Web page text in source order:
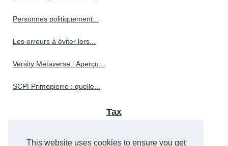
This website uses cookies to ensure you get
Personnes politiquement...
Les erreurs à éviter lors...
Versity Metaverse : Aperçu...
SCPI Primopierre : quelle...
Tax